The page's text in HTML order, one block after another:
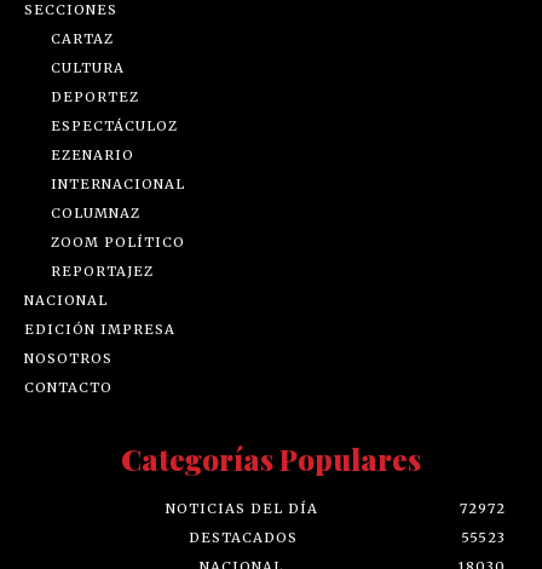
SECCIONES
CARTAZ
CULTURA
DEPORTEZ
ESPECTÁCULOZ
EZENARIO
INTERNACIONAL
COLUMNAZ
ZOOM POLÍTICO
REPORTAJEZ
NACIONAL
EDICIÓN IMPRESA
NOSOTROS
CONTACTO
Categorías Populares
NOTICIAS DEL DÍA
72972
DESTACADOS
55523